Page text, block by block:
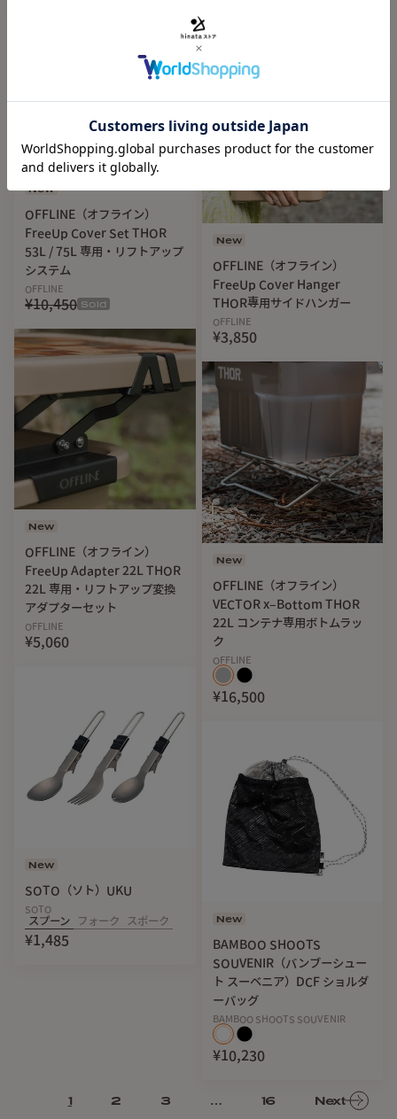
New
OFFLINE（オフライン）
FreeUp Cover Set THOR
53L / 75L 専用・リフトアップ
システム
OFFLINE
¥10,450 Sold
New
OFFLINE（オフライン）
FreeUp Adapter 22L THOR
22L 専用・リフトアップ変換
アダプターセット
OFFLINE
¥5,060
New
SOTO（ソト）UKU
SOTO
スプーン フォーク スポーク
¥1,485
New
OFFLINE（オフライン）
FreeUp Cover Hanger
THOR專用サイドハンガー
OFFLINE
¥3,850
New
OFFLINE（オフライン）
VECTOR x–Bottom THOR
22L コンテナ専用ボトムラッ
ク
OFFLINE
¥16,500
New
BAMBOO SHOOTS
SOUVENIR（バンブーシュー
ト スーベニア）DCF ショルダ
ーバッグ
BAMBOO SHOOTS SOUVENIR
¥10,230
1 2 3 … 16 Next